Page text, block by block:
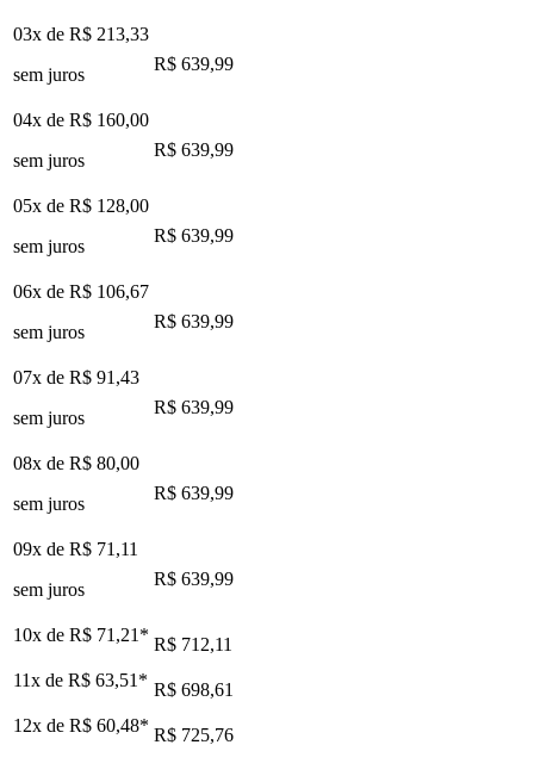
03x de R$ 213,33
sem juros
R$ 639,99
04x de R$ 160,00
sem juros
R$ 639,99
05x de R$ 128,00
sem juros
R$ 639,99
06x de R$ 106,67
sem juros
R$ 639,99
07x de R$ 91,43
sem juros
R$ 639,99
08x de R$ 80,00
sem juros
R$ 639,99
09x de R$ 71,11
sem juros
R$ 639,99
10x de R$ 71,21 * R$ 712,11
11x de R$ 63,51 * R$ 698,61
12x de R$ 60,48* R$ 725,76